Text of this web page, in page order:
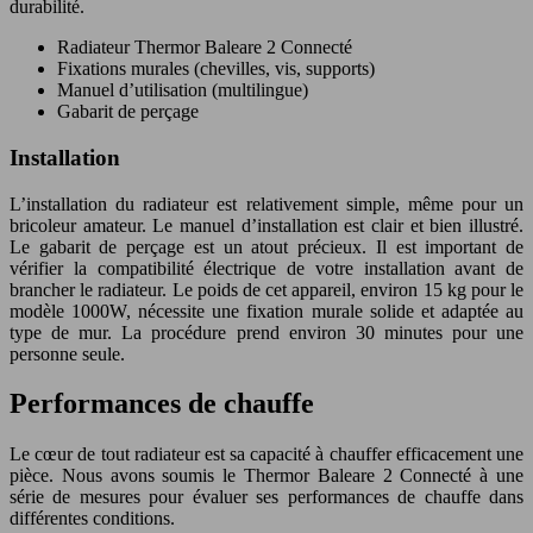
durabilité.
Radiateur Thermor Baleare 2 Connecté
Fixations murales (chevilles, vis, supports)
Manuel d’utilisation (multilingue)
Gabarit de perçage
Installation
L’installation du radiateur est relativement simple, même pour un
bricoleur amateur. Le manuel d’installation est clair et bien illustré.
Le gabarit de perçage est un atout précieux. Il est important de
vérifier la compatibilité électrique de votre installation avant de
brancher le radiateur. Le poids de cet appareil, environ 15 kg pour le
modèle 1000W, nécessite une fixation murale solide et adaptée au
type de mur. La procédure prend environ 30 minutes pour une
personne seule.
Performances de chauffe
Le cœur de tout radiateur est sa capacité à chauffer efficacement une
pièce. Nous avons soumis le Thermor Baleare 2 Connecté à une
série de mesures pour évaluer ses performances de chauffe dans
différentes conditions.